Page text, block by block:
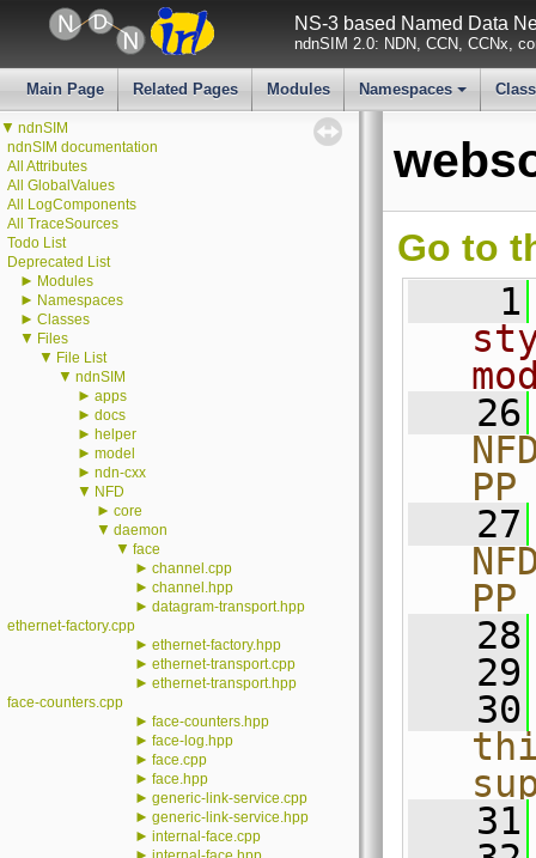
NS-3 based Named Data
ndnSIM 2.0: NDN, CCN, CCNx,
Main Page Related Pages Modules
+
Namespaces
▼ ndnSIM
ndnSIM documentation
All Attributes
All GlobalValues
All LogComponents
All TraceSources
Todo List
Deprecated List
► Modules
► Namespaces
► Classes
▼ Files
▼ File List
▼ ndnSIM
► apps
► docs
► helper
► model
► ndn-cxx
▼ NFD
► core
▼ daemon
▼ face
► channel.cpp
► channel.hpp
► datagram-transport.hpp
ethernet-factory.cpp
► ethernet-factory.hpp
► ethernet-transport.cpp
► ethernet-transport.hpp
face-counters.cpp
► face-counters.hpp
► face-log.hpp
► face.cpp
► face.hpp
► generic-link-service.cpp
► generic-link-service.hpp
► internal-face.cpp
Go to
    1
   26
PP
   27
PP
   28
   29
   30
   31